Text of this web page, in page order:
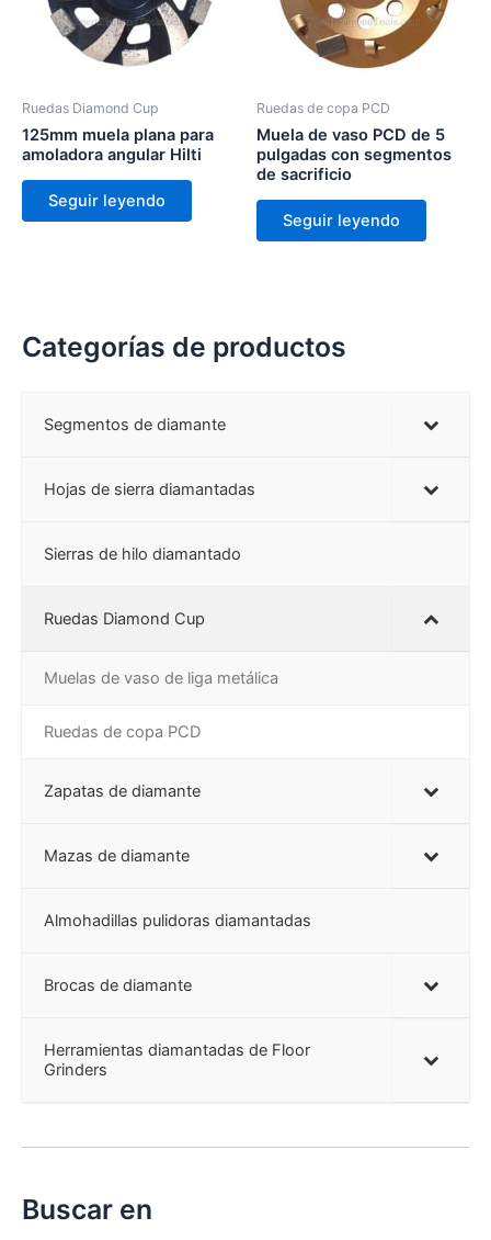
Ruedas Diamond Cup
125mm muela plana para
amoladora angular Hilti
Seguir leyendo
Ruedas de copa PCD
Muela de vaso PCD de 5
pulgadas con segmentos
de sacrificio
Seguir leyendo
Categorías de productos
Segmentos de diamante
Hojas de sierra diamantadas
Sierras de hilo diamantado
Ruedas Diamond Cup
Muelas de vaso de liga metálica
Ruedas de copa PCD
Zapatas de diamante
Mazas de diamante
Almohadillas pulidoras diamantadas
Brocas de diamante
Herramientas diamantadas de Floor
Grinders
Buscar en